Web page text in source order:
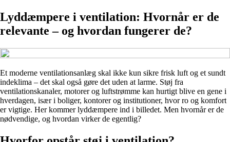
Lyddæmpere i ventilation: Hvornår er de
relevante – og hvordan fungerer de?
Et moderne ventilationsanlæg skal ikke kun sikre frisk luft og et sundt
indeklima – det skal også gøre det uden at larme. Støj fra
ventilationskanaler, motorer og luftstrømme kan hurtigt blive en gene i
hverdagen, især i boliger, kontorer og institutioner, hvor ro og komfort
er vigtige. Her kommer lyddæmpere ind i billedet. Men hvornår er de
nødvendige, og hvordan virker de egentlig?